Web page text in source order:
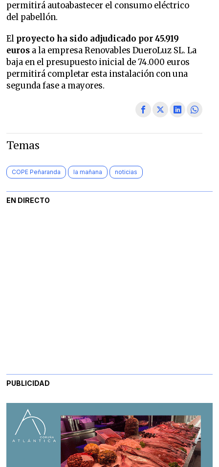
permitirá autoabastecer el consumo eléctrico
del pabellón.
El proyecto ha sido adjudicado por 45.919
euros a la empresa Renovables DueroLuz SL. La
baja en el presupuesto inicial de 74.000 euros
permitirá completar esta instalación con una
segunda fase a mayores.
Temas
COPE Peñaranda la mañana noticias
EN DIRECTO
PUBLICIDAD